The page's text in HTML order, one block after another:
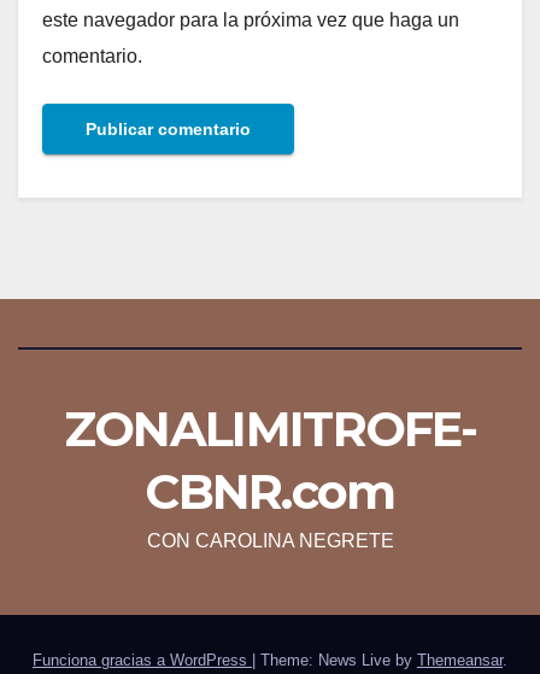
este navegador para la próxima vez que haga un
comentario.
ZONALIMITROFE-
CBNR.com
CON CAROLINA NEGRETE
Funciona gracias a WordPress Theme: News Live by Themeansar.